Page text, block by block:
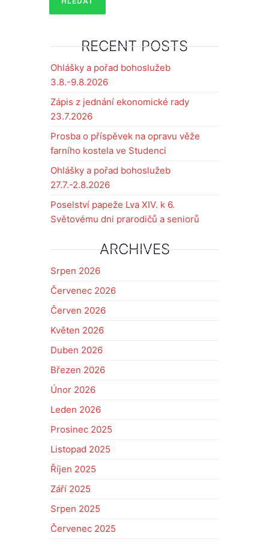
RECENT POSTS
Ohlášky a pořad bohoslužeb
3.8.-9.8.2026
Zápis z jednání ekonomické rady
23.7.2026
Prosba o příspěvek na opravu věže
farního kostela ve Studenci
Ohlášky a pořad bohoslužeb
27.7.-2.8.2026
Poselství papeže Lva XIV. k 6.
Světovému dni prarodičů a seniorů
ARCHIVES
Srpen 2026
Červenec 2026
Červen 2026
Květen 2026
Duben 2026
Březen 2026
Únor 2026
Leden 2026
Prosinec 2025
Listopad 2025
Říjen 2025
Září 2025
Srpen 2025
Červenec 2025